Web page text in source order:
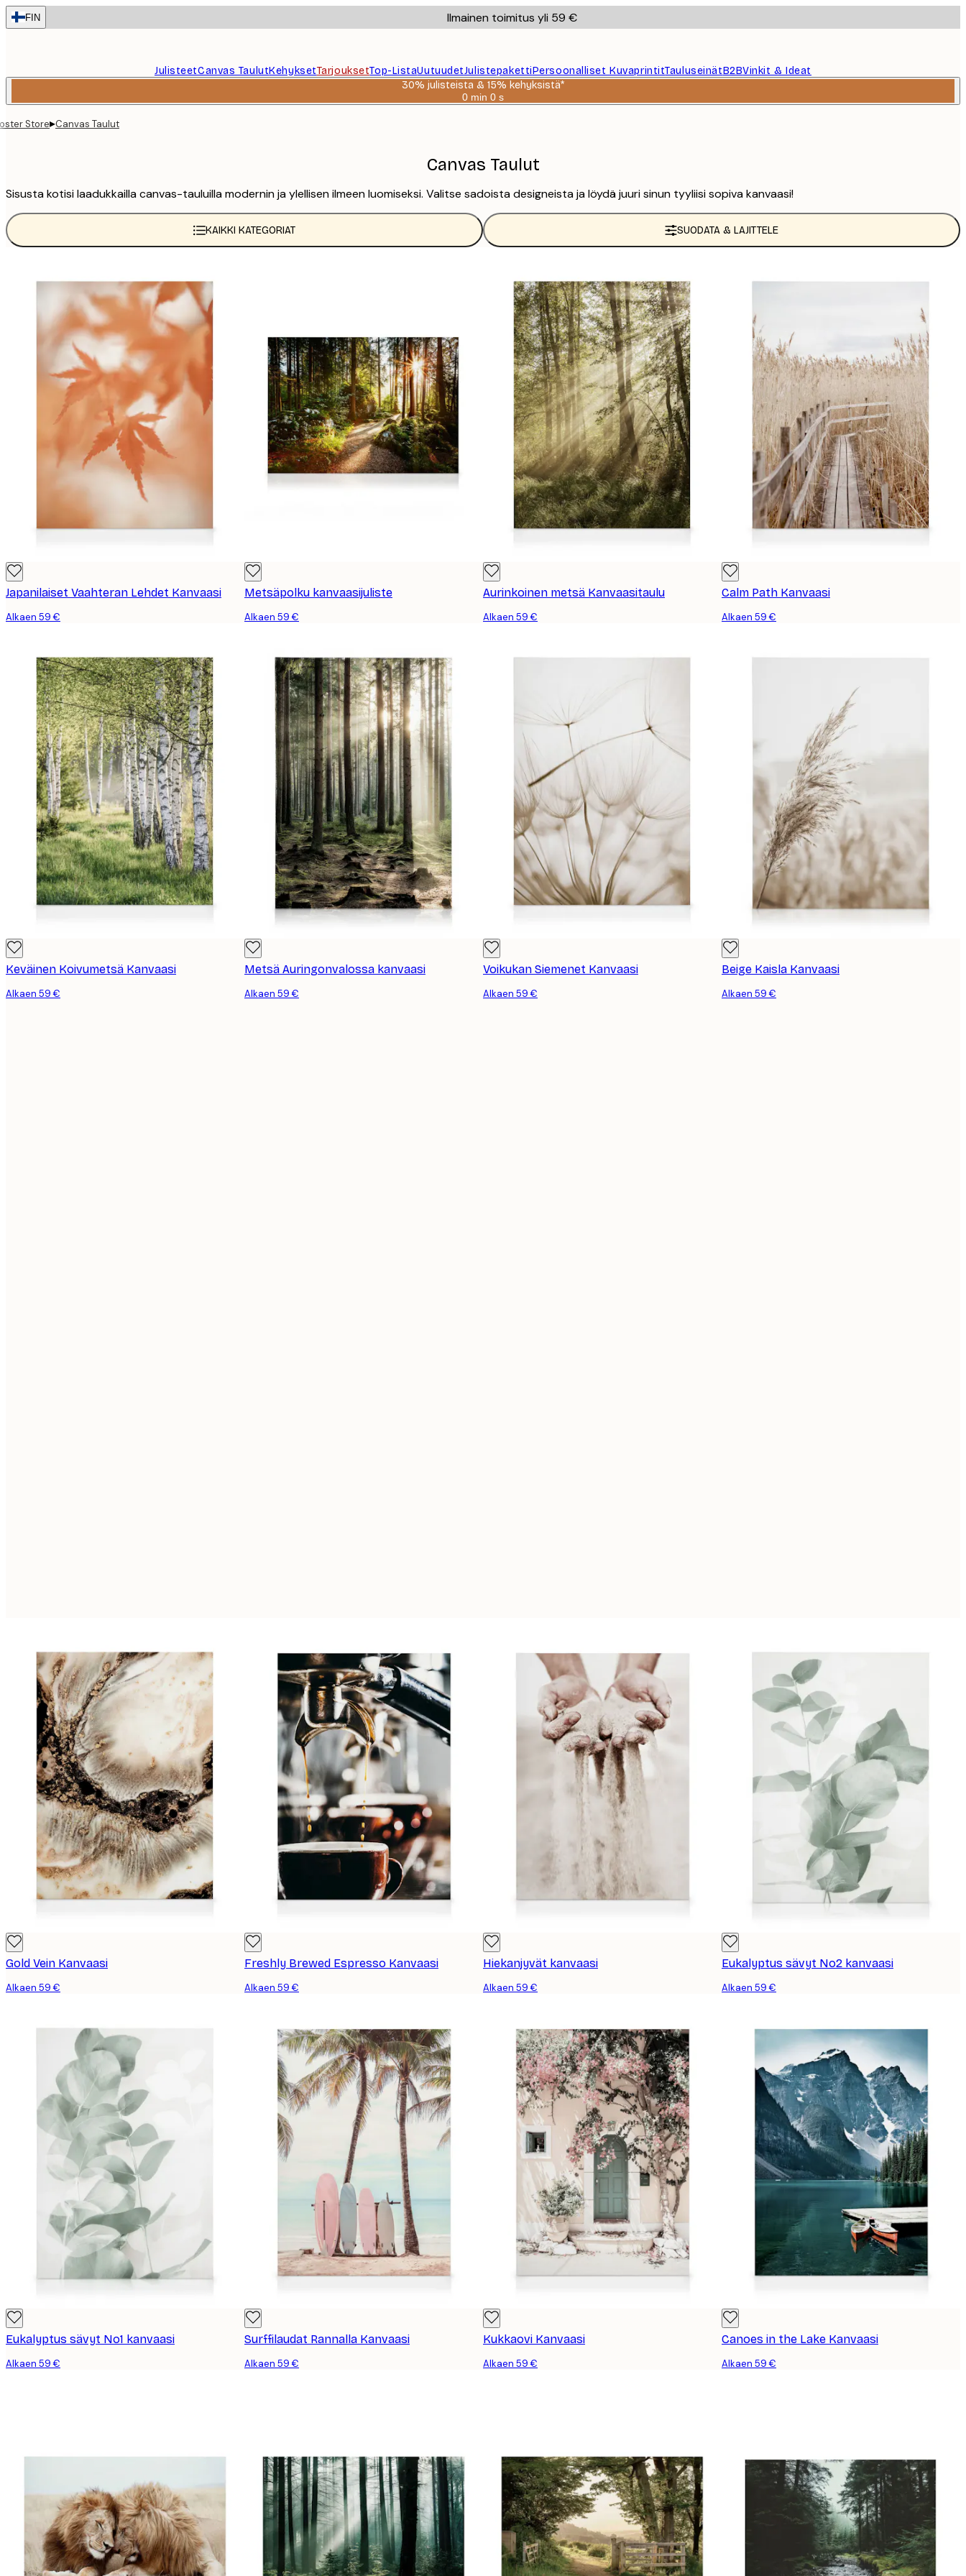
Skip
to
FIN Ilmainen toimitus yli 59 €
JulisteetCanvas TaulutKehyksetTarjouksetTop-ListaUutuudetJulistepakettiPersoonalliset KuvaprintitTauluseinätB2BVinkit & Ideat
30% julisteista & 15% kehyksistä*
0 min 0 s
Voimassa
Store▸Canvas Taulut
Canvas Taulut
Sisusta kotisi laadukkailla canvas-tauluilla modernin ja ylellisen ilmeen luomiseksi. Valitse sadoista designeista ja löydä juuri sinun tyyliisi sopiva kanvaasi!
KAIKKI KATEGORIAT SUODATA & LAJITTELE
Japanilaiset Vaahteran Lehdet Kanvaasi
Alkaen 59 €
Metsäpolku kanvaasijuliste
Alkaen 59 €
Aurinkoinen metsä Kanvaasitaulu
Alkaen 59 €
Calm Path Kanvaasi
Alkaen 59 €
Keväinen Koivumetsä Kanvaasi
Alkaen 59 €
Metsä Auringonvalossa kanvaasi
Alkaen 59 €
Voikukan Siemenet Kanvaasi
Alkaen 59 €
Beige Kaisla Kanvaasi
Alkaen 59 €
Gold Vein Kanvaasi
Alkaen 59 €
Freshly Brewed Espresso Kanvaasi
Alkaen 59 €
Hiekanjyvät kanvaasi
Alkaen 59 €
Eukalyptus sävyt No2 kanvaasi
Alkaen 59 €
Eukalyptus sävyt No1 kanvaasi
Alkaen 59 €
Surffilaudat Rannalla Kanvaasi
Alkaen 59 €
Kukkaovi Kanvaasi
Alkaen 59 €
Canoes in the Lake Kanvaasi
Alkaen 59 €